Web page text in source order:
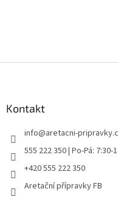
Kontakt
info@aretacni-
555 222 350 | Po-Pá: 7:30-
+420 555 222 350
Aretační přípravky FB